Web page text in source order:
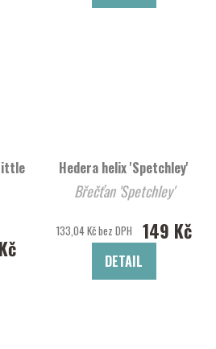
Hedera helix 'Spetchley'
Břečťan 'Spetchley'
133,04 Kč bez DPH 149 Kč
DETAIL